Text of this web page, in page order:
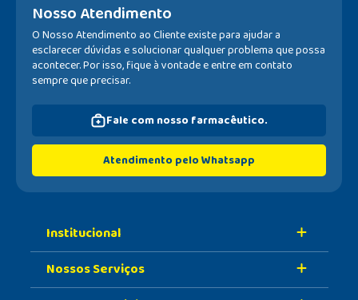
Nosso Atendimento
O Nosso Atendimento ao Cliente existe para ajudar a
esclarecer dúvidas e solucionar qualquer problema que possa
acontecer. Por isso, fique à vontade e entre em contato
sempre que precisar.
Fale com nosso farmacêutico.
Atendimento pelo Whatsapp
Institucional
Sobre A Nossa Drogaria
Nossos Serviços